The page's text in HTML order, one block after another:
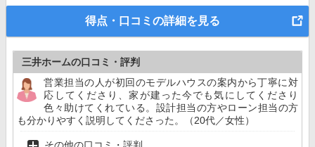
得点・口コミの詳細を見る
三井ホームの口コミ・評判
営業担当の人が初回のモデルハウスの案内から丁寧に対
応してくださり、家が建った今でも気にしてくださり
色々助けてくれている。設計担当の方やローン担当の方
も分かりやすく説明してくださった。（20代／女性）